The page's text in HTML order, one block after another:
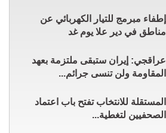
إطفاء مبرمج للتيار الكهربائي عن
مناطق في دير علا يوم غد
عراقجي: إيران ستبقى ملتزمة بعهد
المقاومة ولن تنسى جرائم...
المستقلة للانتخاب تفتح باب اعتماد
الصحفيين لتغطية...